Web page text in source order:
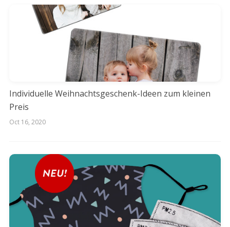
Individuelle Weihnachtsgeschenk-Ideen zum kleinen
Preis
Oct 16, 2020